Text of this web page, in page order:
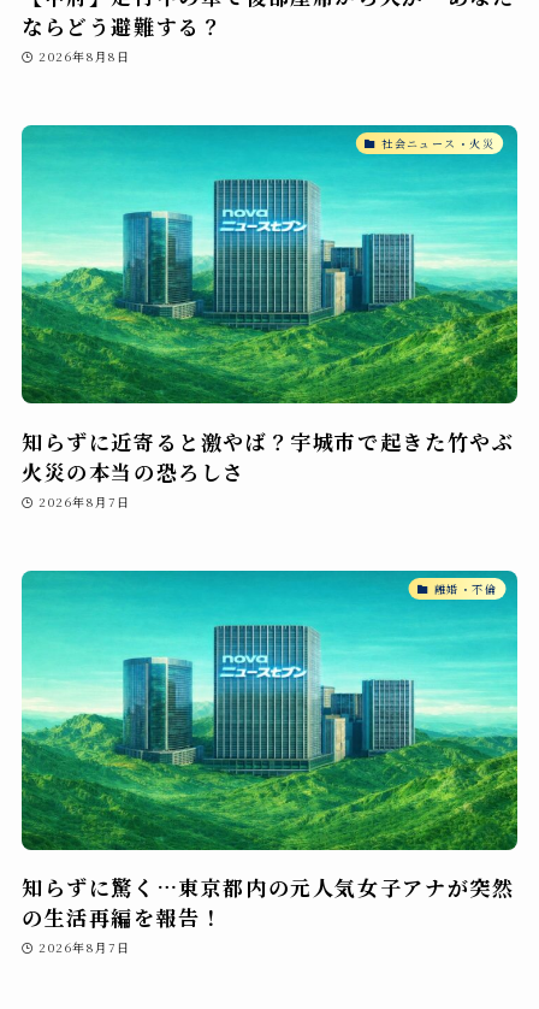
ならどう避難する？
2026年8月8日
社会ニュース・火災
知らずに近寄ると激やば？宇城市で起きた竹やぶ
火災の本当の恐ろしさ
2026年8月7日
離婚・不倫
知らずに驚く…東京都内の元人気女子アナが突然
の生活再編を報告！
2026年8月7日